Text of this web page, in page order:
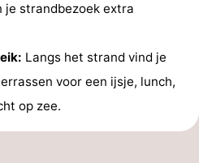
je strandbezoek extra
Langs het strand vind je
voor een ijsje, lunch,
op zee.